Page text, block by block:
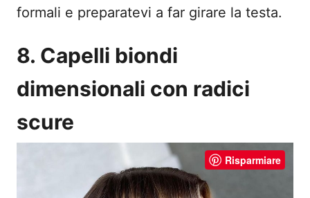
formali e preparatevi a far girare la testa.
8. Capelli biondi
dimensionali con radici
scure
Risparmiare